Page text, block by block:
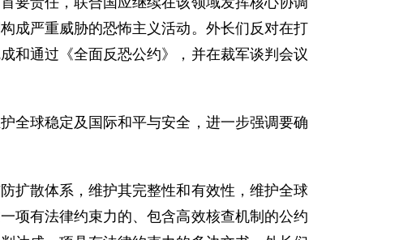
成严重威胁的恐怖主义活动。外长们反对在打
和通过《全面反恐公约》，并在裁军谈判会议
全球稳定及国际和平与安全，进一步强调要确
扩散体系，维护其完整性和有效性，维护全球
项有法律约束力的、包含高效核查机制的公约